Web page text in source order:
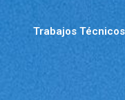
Trabajos Técnicos